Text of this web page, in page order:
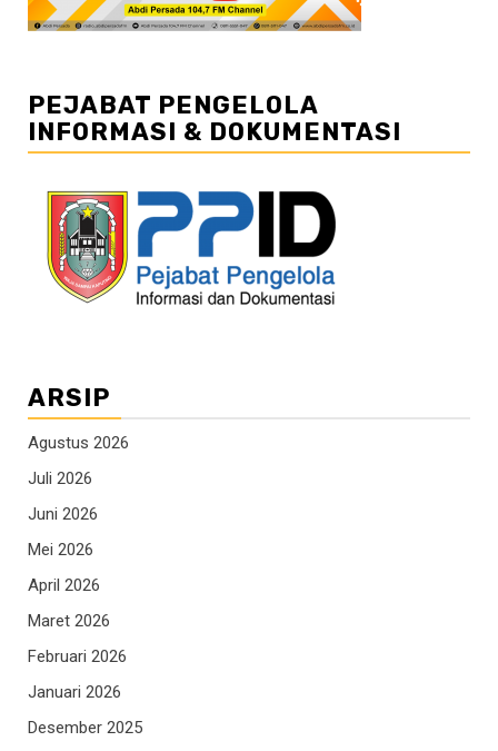
PEJABAT PENGELOLA
INFORMASI & DOKUMENTASI
ARSIP
Agustus 2026
Juli 2026
Juni 2026
Mei 2026
April 2026
Maret 2026
Februari 2026
Januari 2026
Desember 2025